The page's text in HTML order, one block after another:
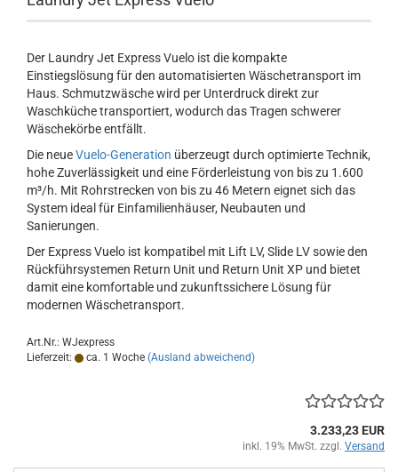
Der Laundry Jet Express Vuelo ist die kompakte
Einstiegslösung für den automatisierten Wäschetransport im
Haus. Schmutzwäsche wird per Unterdruck direkt zur
Waschküche transportiert, wodurch das Tragen schwerer
Wäschekörbe entfällt.
Die neueVuelo-Generation überzeugt durch optimierte Technik,
hohe Zuverlässigkeit und eine Förderleistung von bis zu 1.600
m³/h. Mit Rohrstrecken von bis zu 46 Metern eignet sich das
System ideal für Einfamilienhäuser, Neubauten und
Sanierungen.
Der Express Vuelo ist kompatibel mit Lift LV, Slide LV sowie den
Rückführsystemen Return Unit und Return Unit XP und bietet
damit eine komfortable und zukunftssichere Lösung für
modernen Wäschetransport.
Art.Nr.: WJexpress
Lieferzeit:
ca. 1 Woche (Ausland abweichend)
3.233,23 EUR
inkl. 19% MwSt. zzgl. Versand